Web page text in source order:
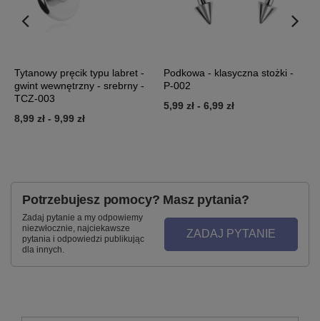
Tytanowy pręcik typu labret -
gwint wewnętrzny - srebrny -
TCZ-003
8,99 zł - 9,99 zł
Podkowa - klasyczna stożki -
P-002
5,99 zł - 6,99 zł
Potrzebujesz pomocy? Masz pytania?
Zadaj pytanie a my odpowiemy
niezwłocznie, najciekawsze
pytania i odpowiedzi publikując
dla innych.
ZADAJ PYTANIE